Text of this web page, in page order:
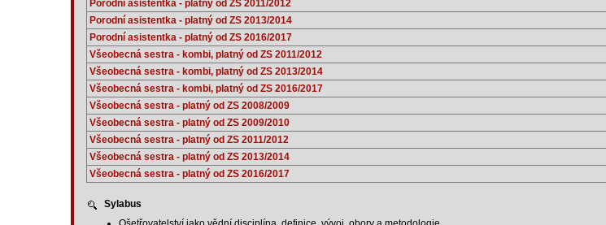
Porodní asistentka - platný od ZS 2011/2012
Porodní asistentka - platný od ZS 2013/2014
Porodní asistentka - platný od ZS 2016/2017
Všeobecná sestra - kombi, platný od ZS 2011/2012
Všeobecná sestra - kombi, platný od ZS 2013/2014
Všeobecná sestra - kombi, platný od ZS 2016/2017
Všeobecná sestra - platný od ZS 2008/2009
Všeobecná sestra - platný od ZS 2009/2010
Všeobecná sestra - platný od ZS 2011/2012
Všeobecná sestra - platný od ZS 2013/2014
Všeobecná sestra - platný od ZS 2016/2017
Sylabus